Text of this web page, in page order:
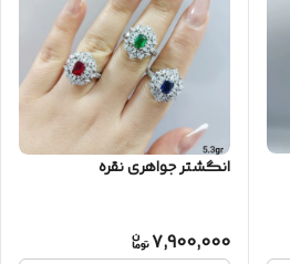
انگشتر جواهری نقره
7,900,000